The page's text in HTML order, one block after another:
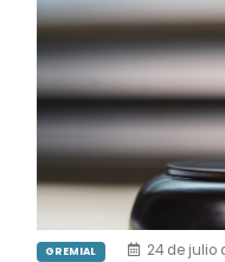
GREMIAL 24 de julio